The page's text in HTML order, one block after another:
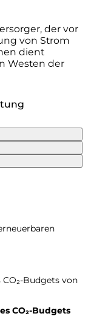
der vor
von Strom
dient
Westen der
Budgets von
CO₂-Budgets